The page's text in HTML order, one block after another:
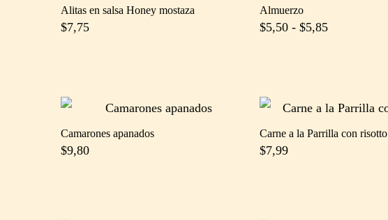
Alitas en salsa Honey mostaza
$7,75
Almuerzo
$5,50 - $5,85
Camarones apanados
$9,80
Carne a la Parrilla con risotto
$7,99